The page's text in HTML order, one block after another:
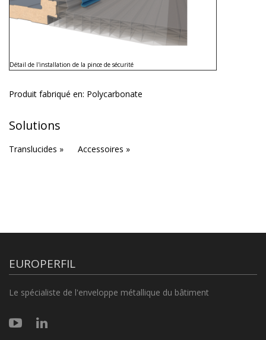
Détail de l'installation de la pince de sécurité
Produit fabriqué en: Polycarbonate
Solutions
Translucides » Accessoires »
EUROPERFIL
Le spécialiste de l'enveloppe métallique du bâtiment